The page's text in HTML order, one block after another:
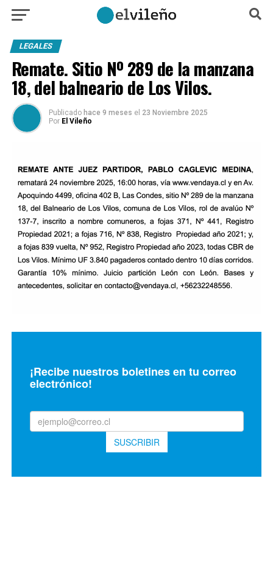
LEGALES
Remate. Sitio Nº 289 de la manzana
18, del balneario de Los Vilos.
Publicado hace 9 meses el 23 Noviembre 2025
Por El Vileño